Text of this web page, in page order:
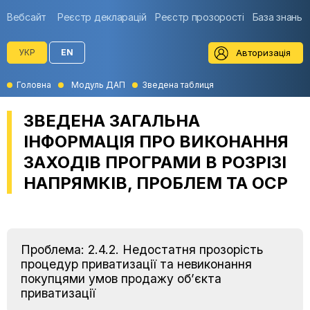
Вебсайт Реєстр декларацій Реєстр прозорості База знань
УКР EN Авторизація
Головна Модуль ДАП Зведена таблиця
ЗВЕДЕНА ЗАГАЛЬНА
ІНФОРМАЦІЯ ПРО ВИКОНАННЯ
ЗАХОДІВ ПРОГРАМИ В РОЗРІЗІ
НАПРЯМКІВ, ПРОБЛЕМ ТА ОСР
Проблема: 2.4.2. Недостатня прозорість
процедур приватизації та невиконання
покупцями умов продажу об’єкта
приватизації